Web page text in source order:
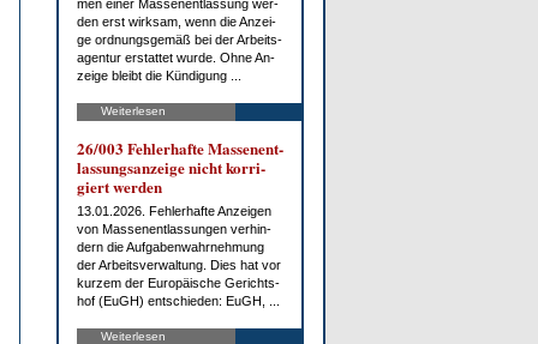
men ei­ner Mas­sen­ent­las­sung wer­
den erst wirk­sam, wenn die An­zei­
ge ord­nungs­ge­mäß bei der Ar­beits­
agen­tur er­stat­tet wur­de. Oh­ne An­
zei­ge bleibt die Kün­di­gung ...
Weiterlesen
26/003 Feh­ler­haf­te Mas­sen­ent­
las­sungs­an­zei­ge nicht kor­ri­
giert wer­den
13.01.2026. Feh­ler­haf­te An­zei­gen
von Mas­sen­ent­las­sun­gen ver­hin­
dern die Auf­ga­ben­wahr­neh­mung
der Ar­beits­ver­wal­tung. Dies hat vor
kur­zem der Eu­ro­päi­sche Ge­richts­
hof (EuGH) ent­schie­den: EuGH, ...
Weiterlesen